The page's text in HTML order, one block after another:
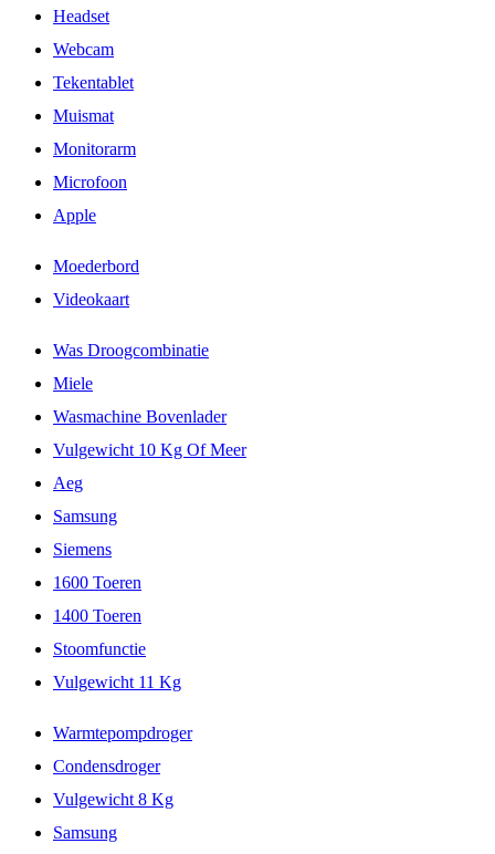
Headset
Webcam
Tekentablet
Muismat
Monitorarm
Microfoon
Apple
Moederbord
Videokaart
Was Droogcombinatie
Miele
Wasmachine Bovenlader
Vulgewicht 10 Kg Of Meer
Aeg
Samsung
Siemens
1600 Toeren
1400 Toeren
Stoomfunctie
Vulgewicht 11 Kg
Warmtepompdroger
Condensdroger
Vulgewicht 8 Kg
Samsung